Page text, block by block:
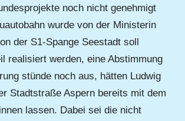
noch nicht genehmigt
wurde von der Ministerin
der S1-Spange Seestadt soll
realisiert werden, eine Abstimmung
stünde noch aus, hätten Ludwig
Stadtstraße Aspern bereits mit dem
lassen. Dabei sei die nicht